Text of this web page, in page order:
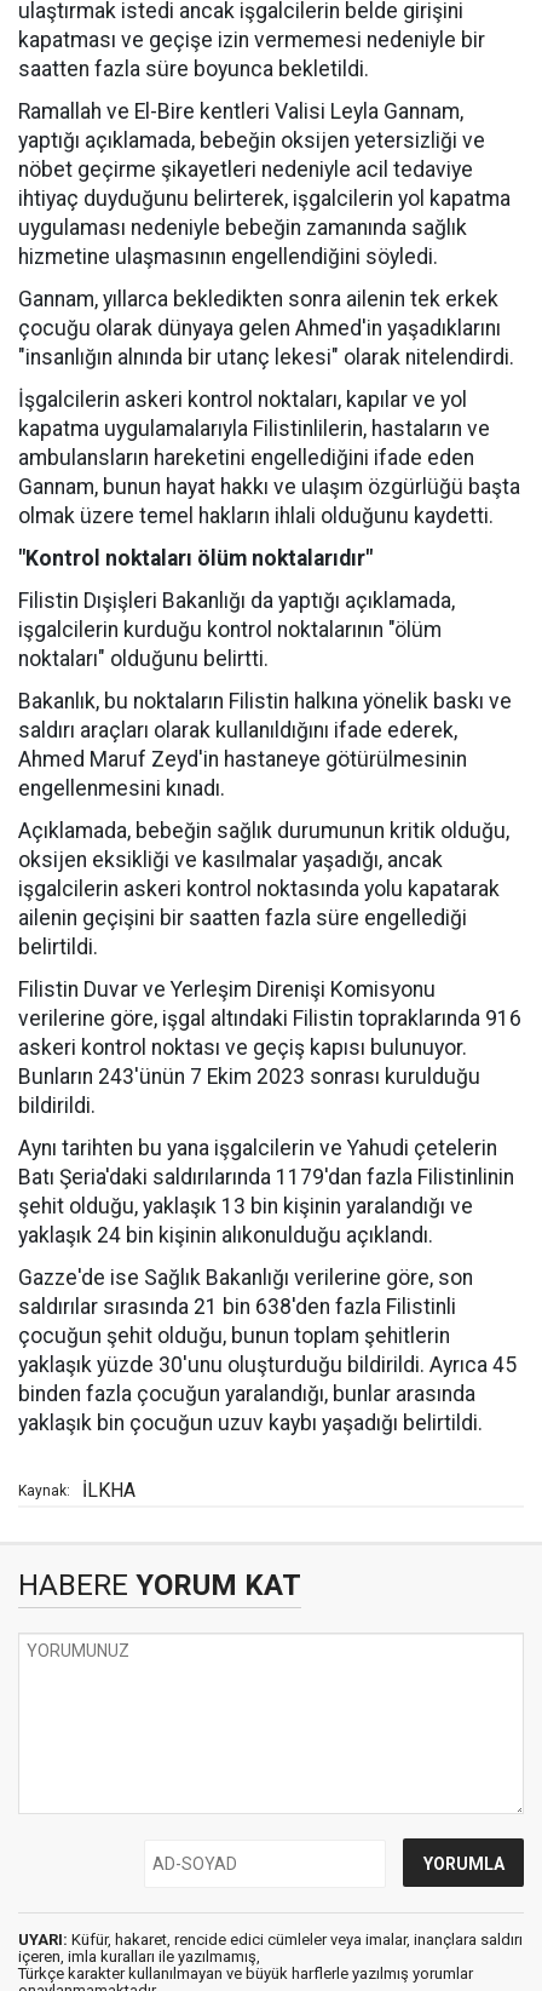
ulaştırmak istedi ancak işgalcilerin belde girişini
kapatması ve geçişe izin vermemesi nedeniyle bir
saatten fazla süre boyunca bekletildi.
Ramallah ve El-Bire kentleri Valisi Leyla Gannam,
yaptığı açıklamada, bebeğin oksijen yetersizliği ve
nöbet geçirme şikayetleri nedeniyle acil tedaviye
ihtiyaç duyduğunu belirterek, işgalcilerin yol kapatma
uygulaması nedeniyle bebeğin zamanında sağlık
hizmetine ulaşmasının engellendiğini söyledi.
Gannam, yıllarca bekledikten sonra ailenin tek erkek
çocuğu olarak dünyaya gelen Ahmed'in yaşadıklarını
"insanlığın alnında bir utanç lekesi" olarak nitelendirdi.
İşgalcilerin askeri kontrol noktaları, kapılar ve yol
kapatma uygulamalarıyla Filistinlilerin, hastaların ve
ambulansların hareketini engellediğini ifade eden
Gannam, bunun hayat hakkı ve ulaşım özgürlüğü başta
olmak üzere temel hakların ihlali olduğunu kaydetti.
"Kontrol noktaları ölüm noktalarıdır"
Filistin Dışişleri Bakanlığı da yaptığı açıklamada,
işgalcilerin kurduğu kontrol noktalarının "ölüm
noktaları" olduğunu belirtti.
Bakanlık, bu noktaların Filistin halkına yönelik baskı ve
saldırı araçları olarak kullanıldığını ifade ederek,
Ahmed Maruf Zeyd'in hastaneye götürülmesinin
engellenmesini kınadı.
Açıklamada, bebeğin sağlık durumunun kritik olduğu,
oksijen eksikliği ve kasılmalar yaşadığı, ancak
işgalcilerin askeri kontrol noktasında yolu kapatarak
ailenin geçişini bir saatten fazla süre engellediği
belirtildi.
Filistin Duvar ve Yerleşim Direnişi Komisyonu
verilerine göre, işgal altındaki Filistin topraklarında 916
askeri kontrol noktası ve geçiş kapısı bulunuyor.
Bunların 243'ünün 7 Ekim 2023 sonrası kurulduğu
bildirildi.
Aynı tarihten bu yana işgalcilerin ve Yahudi çetelerin
Batı Şeria'daki saldırılarında 1179'dan fazla Filistinlinin
şehit olduğu, yaklaşık 13 bin kişinin yaralandığı ve
yaklaşık 24 bin kişinin alıkonulduğu açıklandı.
Gazze'de ise Sağlık Bakanlığı verilerine göre, son
saldırılar sırasında 21 bin 638'den fazla Filistinli
çocuğun şehit olduğu, bunun toplam şehitlerin
yaklaşık yüzde 30'unu oluşturduğu bildirildi. Ayrıca 45
binden fazla çocuğun yaralandığı, bunlar arasında
yaklaşık bin çocuğun uzuv kaybı yaşadığı belirtildi.
Kaynak: İLKHA
HABERE YORUM KAT
UYARI: Küfür, hakaret, rencide edici cümleler veya imalar, inançlara saldırı
içeren, imla kuralları ile yazılmamış,
Türkçe karakter kullanılmayan ve büyük harflerle yazılmış yorumlar